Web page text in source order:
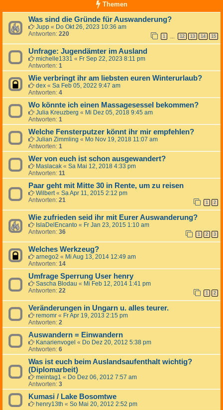
Themen
Was sind die Gründe für Auswanderung?
Jupp « Do Okt 26, 2023 10:36 am
Antworten: 220 1 … 12 13 14 15
Unfrage: Jugendämter im Ausland
michelle1331 « Fr Sep 22, 2023 8:11 pm
Antworten: 1
Wie verbringt ihr am liebsten euren Winterurlaub?
dex « Sa Feb 05, 2022 9:47 am
Antworten: 4
Wo könnte ich einen Massagesessel bekommen?
Julia Kreuzberg « Mi Dez 05, 2018 9:45 am
Antworten: 1
Welche Fensterputzer könnt ihr mir empfehlen?
Julian Zimmling « Mo Nov 19, 2018 11:07 am
Antworten: 1
Wer von euch ist schon ausgewandert?
Maslacak « Sa Mai 12, 2018 4:33 pm
Antworten: 11
Paar geht mit Mitte 30 in Rente, um zu reisen
Wilbert« Sa Apr 11, 2015 2:12 pm
Antworten: 21 1 2
Wie zufrieden seid ihr mit Eurer Auswanderung?
IslaDelEncanto « Fr Jan 23, 2015 1:10 am
Antworten: 36 1 2 3
Welches Werkzeug?
arnego2 « Mi Aug 13, 2014 12:49 am
Antworten: 14
Umfrage Sperrung User henry
Sascha Blodau « Mi Feb 12, 2014 1:41 pm
Antworten: 22 1 2
Veränderungen in Ungarn u. alles teurer.
remomr « Fr Apr 19, 2013 2:15 pm
Antworten: 2
Auswandern = Einwandern
Kanarienvogel « Do Dez 20, 2012 5:38 pm
Antworten: 6
Was ist euch beim Auslandsaufenthalt wichtig?
(Diplomarbeit)
meintag1 « Do Dez 06, 2012 7:57 am
Antworten: 3
Kumasi / Lake Bosomtwe
henry13th « So Mai 20, 2012 2:52 pm